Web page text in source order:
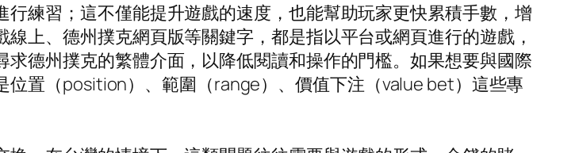
練習；這不僅能提升遊戲的速度，也能幫助玩家更快累積手數，增
上、德州撲克網頁版等關鍵字，都是指以平台或網頁進行的遊戲，
德州撲克的繁體介面，以降低閱讀和操作的門檻。如果想要與國際
置（position）、範圍（range）、價值下注（value bet）這些專